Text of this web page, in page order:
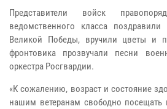
Представители войск
ведомственного класса
Великой Победы, вручили цветы и
фронтовика прозвучали песни
оркестра Росгвардии.
«К сожалению, возраст и состояние
нашим ветеранам свободно посещать